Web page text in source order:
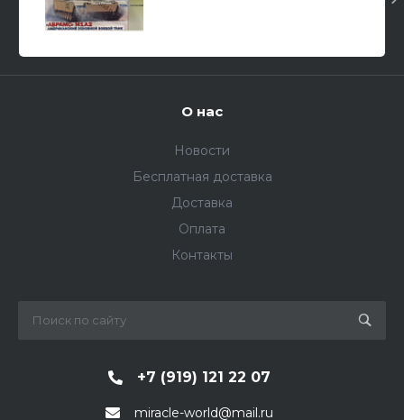
О нас
Новости
Бесплатная доставка
Доставка
Оплата
Контакты
+7 (919) 121 22 07
miracle-world@mail.ru